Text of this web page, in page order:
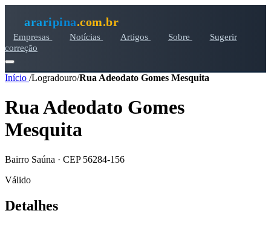
araripina.com.br
Empresas Notícias Artigos Sobre
Sugerir
correção
Início /Logradouro/Rua Adeodato Gomes Mesquita
Rua Adeodato Gomes
Mesquita
Bairro Saúna · CEP 56284-156
Válido
Detalhes